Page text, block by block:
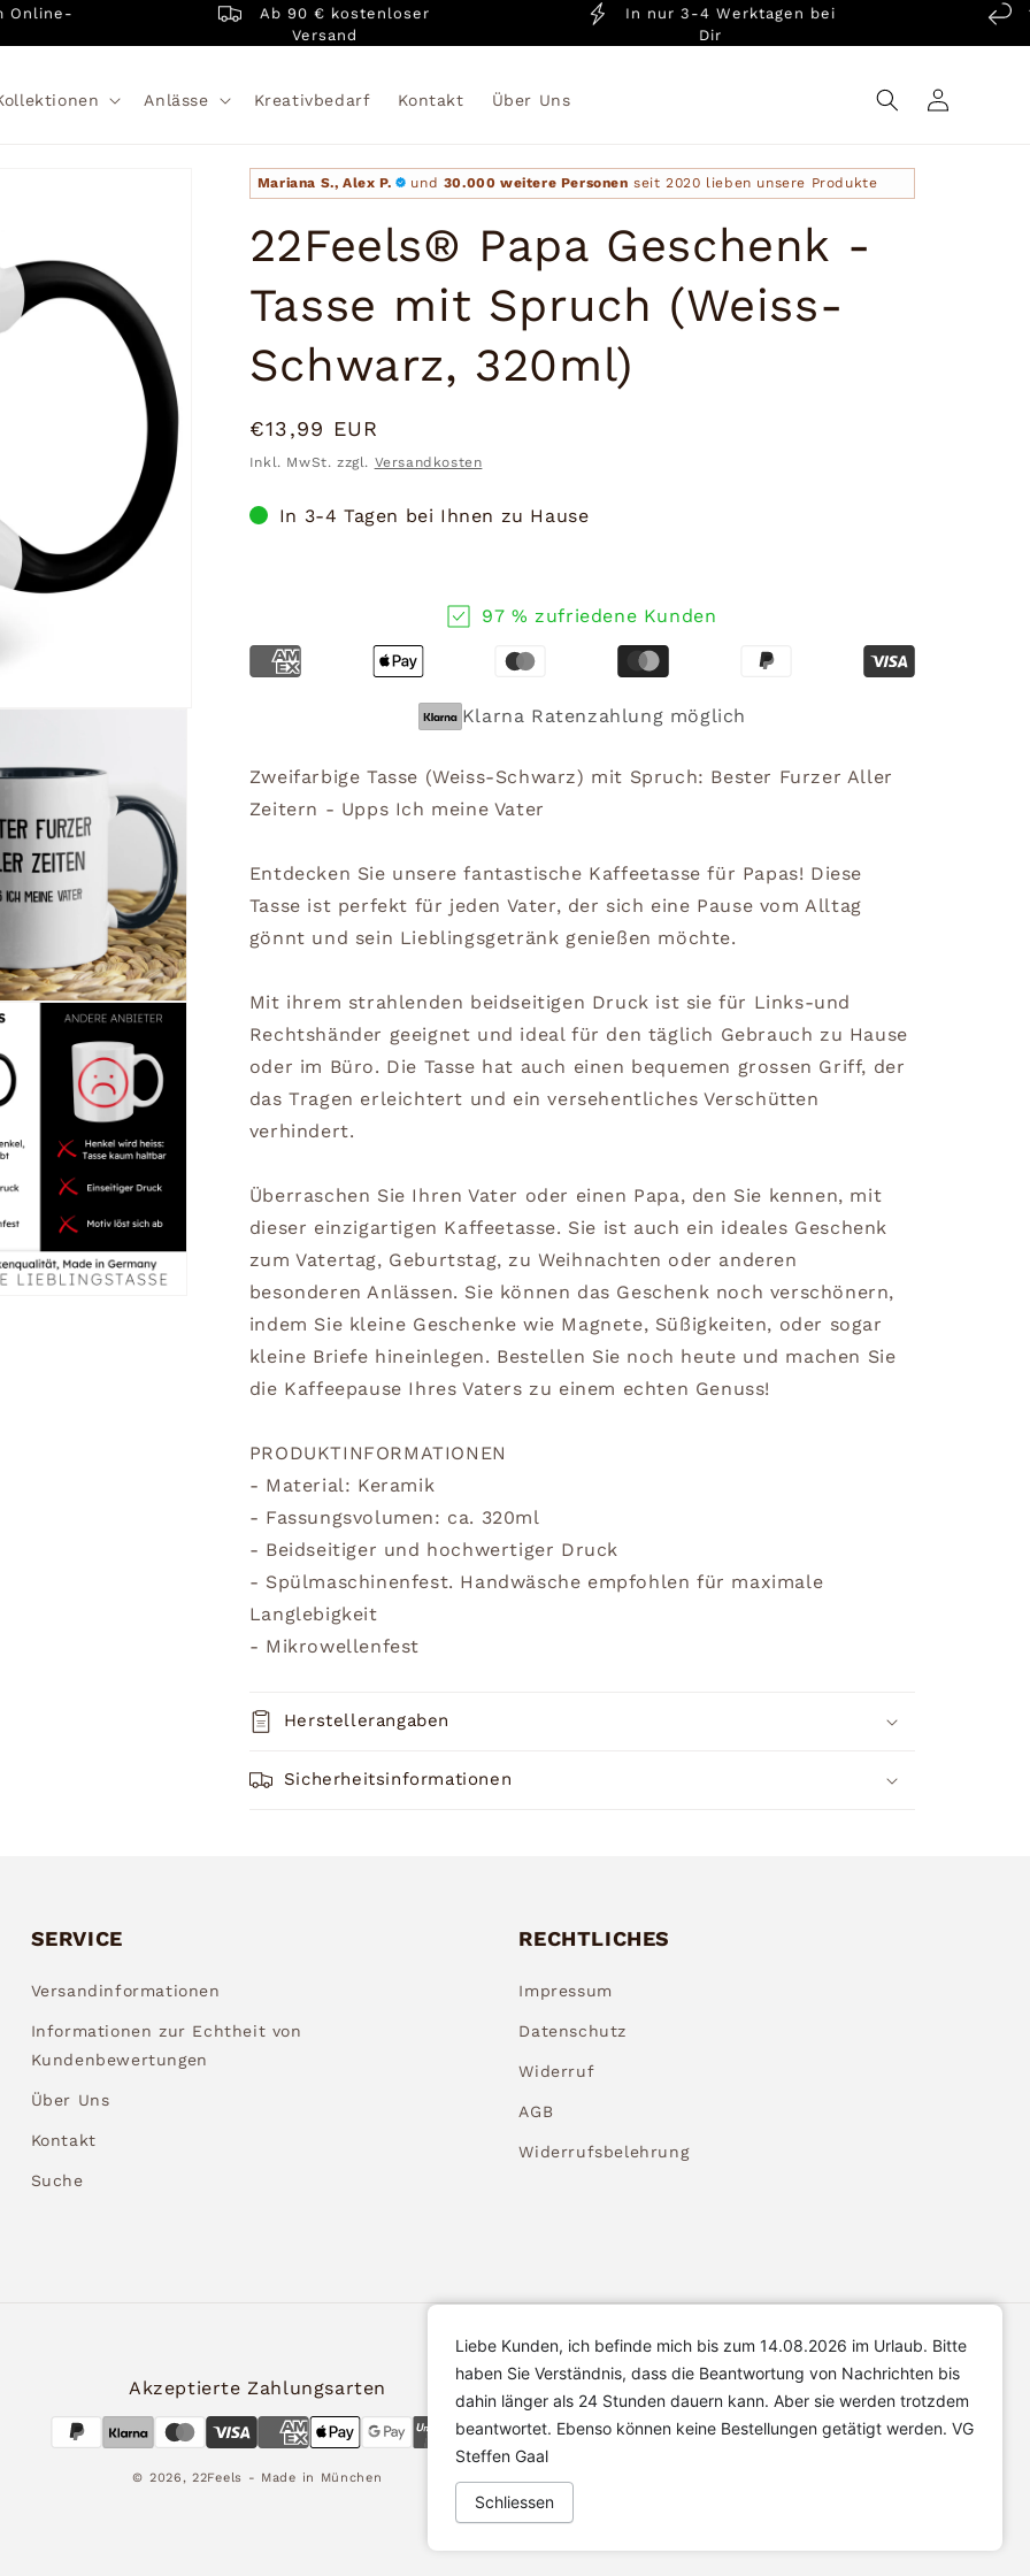
Ab 90 € kostenloser
Versand
In nur 3-4 Werktagen bei
14
Anlässe Kreativbedarf Kontakt Über Uns Einloggen
Mariana S., Alex P. und 30.000 weitere Personen seit 2020 lieben unsere Produkte
22Feels® Papa Geschenk -
Tasse mit Spruch (Weiss-
Schwarz, 320ml)
Normaler
Preis
€13,99 EUR
Inkl. MwSt. zzgl. Versandkosten
In 3-4 Tagen bei Ihnen zu Hause
97 % zufriedene Kunden
Klarna Ratenzahlung möglich
Zweifarbige Tasse (Weiss-Schwarz) mit Spruch: Bester Furzer Aller
Zeitern - Upps Ich meine Vater
Entdecken Sie unsere fantastische Kaffeetasse für Papas! Diese
Tasse ist perfekt für jeden Vater, der sich eine Pause vom Alltag
gönnt und sein Lieblingsgetränk genießen möchte.
Mit ihrem strahlenden beidseitigen Druck ist sie für Links-und
Rechtshänder geeignet und ideal für den täglich Gebrauch zu Hause
oder im Büro. Die Tasse hat auch einen bequemen grossen Griff, der
das Tragen erleichtert und ein versehentliches Verschütten
verhindert.
Überraschen Sie Ihren Vater oder einen Papa, den Sie kennen, mit
dieser einzigartigen Kaffeetasse. Sie ist auch ein ideales Geschenk
zum Vatertag, Geburtstag, zu Weihnachten oder anderen
besonderen Anlässen. Sie können das Geschenk noch verschönern,
indem Sie kleine Geschenke wie Magnete, Süßigkeiten, oder sogar
kleine Briefe hineinlegen. Bestellen Sie noch heute und machen Sie
die Kaffeepause Ihres Vaters zu einem echten Genuss!
PRODUKTINFORMATIONEN
- Material: Keramik
- Fassungsvolumen: ca. 320ml
- Beidseitiger und hochwertiger Druck
- Spülmaschinenfest. Handwäsche empfohlen für maximale
Langlebigkeit
- Mikrowellenfest
Herstellerangaben
Sicherheitsinformationen
SERVICE
Versandinformationen
Informationen zur Echtheit von
Kundenbewertungen
Über Uns
Kontakt
Suche
RECHTLICHES
Impressum
Datenschutz
Widerruf
AGB
Widerrufsbelehrung
Akzeptierte Zahlungsarten
© 2026,22Feels - Made in München
Liebe Kunden, ich befinde mich bis zum 14.08.2026 im Urlaub. Bitte
haben Sie Verständnis, dass die Beantwortung von Nachrichten bis
dahin länger als 24 Stunden dauern kann. Aber sie werden trotzdem
beantwortet. Ebenso können keine Bestellungen getätigt werden. VG
Steffen Gaal
Schliessen